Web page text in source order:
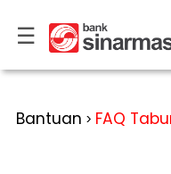
☰× 
#FinansialLebihBaik
Kategori
Bantuan
Bantuan > FAQ